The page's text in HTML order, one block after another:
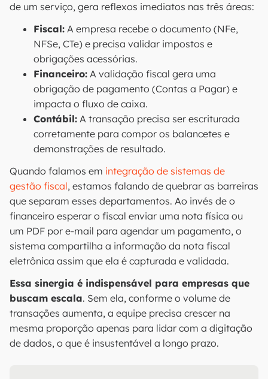
de um serviço, gera reflexos imediatos nas três áreas:
Fiscal: A empresa recebe o documento (NFe,
NFSe, CTe) e precisa validar impostos e
obrigações acessórias.
Financeiro: A validação fiscal gera uma
obrigação de pagamento (Contas a Pagar) e
impacta o fluxo de caixa.
Contábil: A transação precisa ser escriturada
corretamente para compor os balancetes e
demonstrações de resultado.
Quando falamos em integração de sistemas de
gestão fiscal, estamos falando de quebrar as barreiras
que separam esses departamentos. Ao invés de o
financeiro esperar o fiscal enviar uma nota física ou
um PDF por e-mail para agendar um pagamento, o
sistema compartilha a informação da nota fiscal
eletrônica assim que ela é capturada e validada.
Essa sinergia é indispensável para empresas que
buscam escala. Sem ela, conforme o volume de
transações aumenta, a equipe precisa crescer na
mesma proporção apenas para lidar com a digitação
de dados, o que é insustentável a longo prazo.